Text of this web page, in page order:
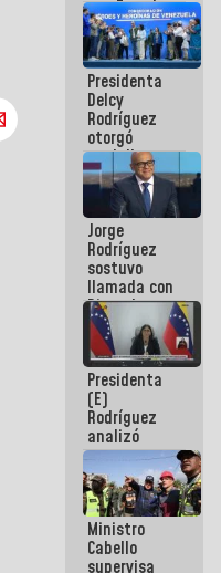
con Estado
Mayor
Eléctrico
para
abordar
planes de
acción
Presidenta
Delcy
Rodríguez
otorgó
medalla
"Héroe de
Venezuela"
a servidores
públicos
Jorge
Rodríguez
sostuvo
llamada con
Dinorah
Figuera y
acuerdan
primer
encuentro
presencial
para el
diálogo
Presidenta
(E)
Rodríguez
analizó
junto a
gobernadores
planes de
recuperación
del Sistema
Eléctrico
Ministro
Cabello
supervisa